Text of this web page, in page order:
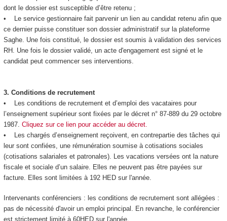
dont le dossier est susceptible d’être retenu ;
• Le service gestionnaire fait parvenir un lien au candidat retenu afin que
ce dernier puisse constituer son dossier administratif sur la plateforme
Saghe. Une fois constitué, le dossier est soumis à validation des services
RH. Une fois le dossier validé, un acte d'engagement est signé et le
candidat peut commencer ses interventions.
3. Conditions de recrutement
• Les conditions de recrutement et d’emploi des vacataires pour
l’enseignement supérieur sont fixées par le décret n° 87-889 du 29 octobre
1987. Cliquez sur ce lien pour accéder au décret.
• Les chargés d’enseignement reçoivent, en contrepartie des tâches qui
leur sont confiées, une rémunération soumise à cotisations sociales
(cotisations salariales et patronales). Les vacations versées ont la nature
fiscale et sociale d’un salaire. Elles ne peuvent pas être payées sur
facture. Elles sont limitées à 192 HED sur l'année.
Intervenants conférenciers : les conditions de recrutement sont allégées :
pas de nécessité d'avoir un emploi principal. En revanche, le conférencier
est strictement limité à 60HED sur l'année.